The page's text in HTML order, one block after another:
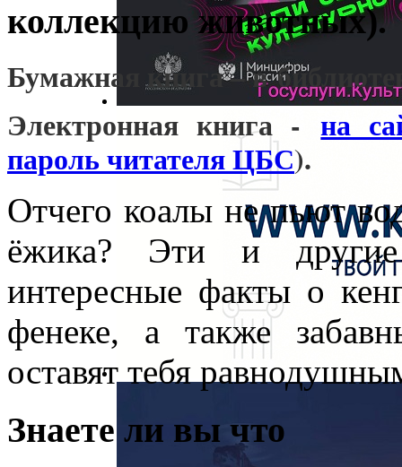
коллекцию животных).
Бумажная книга – в
Электронная книга -на
пароль читателя ЦБС).
Отчего коалы не пьют
ёжика? Эти и другие
интересные факты о
фенеке, а также
оставят тебя
Знаете ли вы что